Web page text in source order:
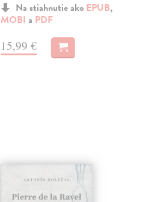
Na stiahnutie ako EPUB,
MOBI a PDF
15,99 €